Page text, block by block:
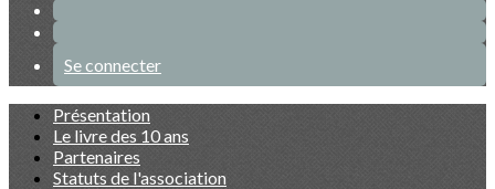
Se connecter
Présentation
Le livre des 10 ans
Partenaires
Statuts de l'association